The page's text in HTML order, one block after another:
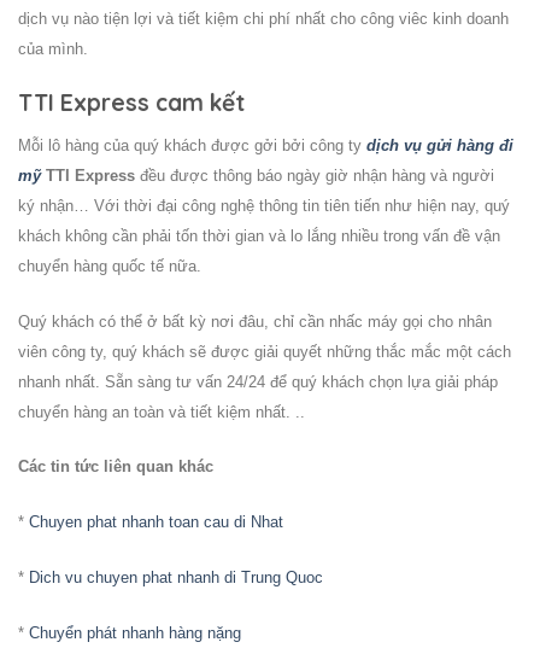
dịch vụ nào tiện lợi và tiết kiệm chi phí nhất cho công viêc kinh doanh
của mình.
TTI Express cam kết
Mỗi lô hàng của quý khách được gởi bởi công ty dịch vụ gửi hàng đi
mỹ TTI Express đều được thông báo ngày giờ nhận hàng và người
ký nhận… Với thời đại công nghệ thông tin tiên tiến như hiện nay, quý
khách không cần phải tốn thời gian và lo lắng nhiều trong vấn đề vận
chuyển hàng quốc tế nữa.
Quý khách có thể ở bất kỳ nơi đâu, chỉ cần nhấc máy gọi cho nhân
viên công ty, quý khách sẽ được giải quyết những thắc mắc một cách
nhanh nhất. Sẵn sàng tư vấn 24/24 để quý khách chọn lựa giải pháp
chuyển hàng an toàn và tiết kiệm nhất. ..
Các tin tức liên quan khác
* Chuyen phat nhanh toan cau di Nhat
* Dich vu chuyen phat nhanh di Trung Quoc
* Chuyển phát nhanh hàng nặng